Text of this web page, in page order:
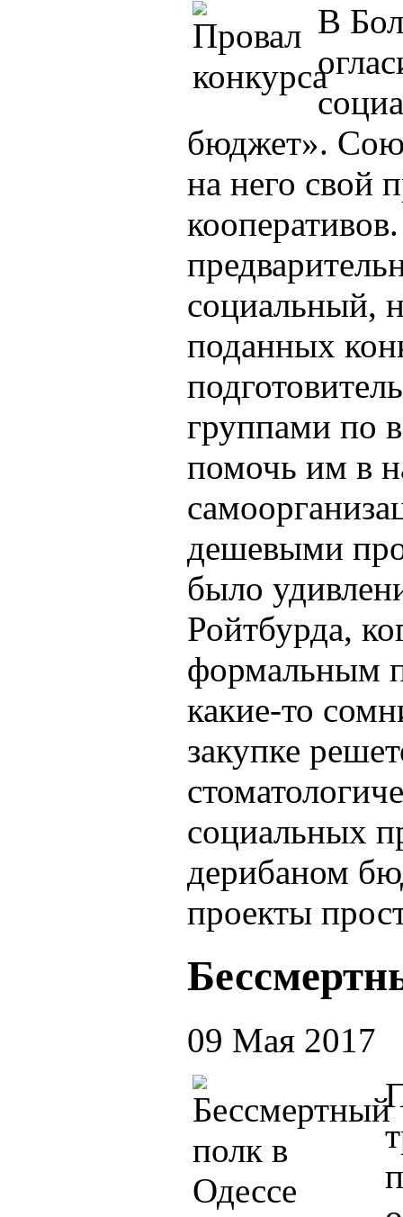
В
бюджет».
на него свой
социальный,
поданных
группами по
помочь им в
дешевыми
было
Ройтбурда,
формальным
какие-то
закупке
социальных
дерибаном
проекты
09 Мая 2017